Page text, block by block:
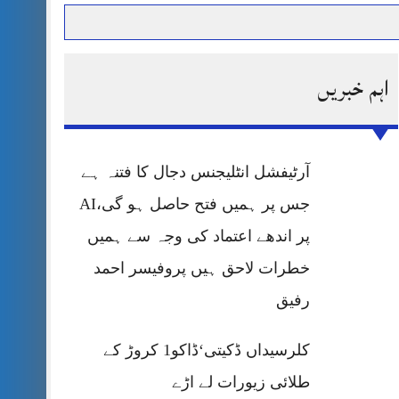
پر قربان
اہم خبریں
آرٹیفشل انٹلیجنس دجال کا فتنہ ہے
جس پر ہمیں فتح حاصل ہو گی،AI
پر اندھے اعتماد کی وجہ سے ہمیں
خطرات لاحق ہیں پروفیسر احمد
رفیق
کلرسیداں ڈکیتی‘ڈاکو1 کروڑ کے
طلائی زیورات لے اڑے